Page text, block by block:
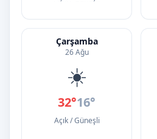
Çarşamba
26 Ağu
☀️
32°16°
Açık / Güneşli